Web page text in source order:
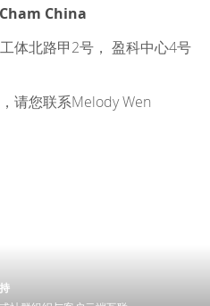
China
体北路甲2号， 盈科中心4号
请您联系Melody Wen